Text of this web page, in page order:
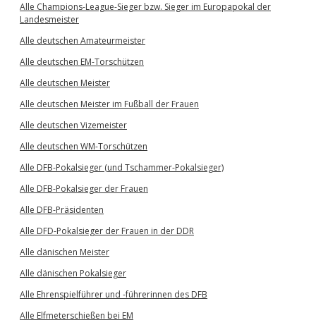
Alle Champions-League-Sieger bzw. Sieger im Europapokal der
Landesmeister
Alle deutschen Amateurmeister
Alle deutschen EM-Torschützen
Alle deutschen Meister
Alle deutschen Meister im Fußball der Frauen
Alle deutschen Vizemeister
Alle deutschen WM-Torschützen
Alle DFB-Pokalsieger (und Tschammer-Pokalsieger)
Alle DFB-Pokalsieger der Frauen
Alle DFB-Präsidenten
Alle DFD-Pokalsieger der Frauen in der DDR
Alle dänischen Meister
Alle dänischen Pokalsieger
Alle Ehrenspielführer und -führerinnen des DFB
Alle Elfmeterschießen bei EM